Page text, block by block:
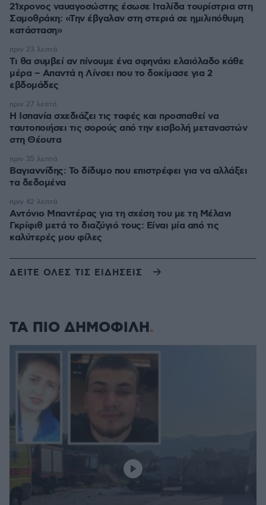
21χρονος ναυαγοσώστης έσωσε Ιταλίδα τουρίστρια στη
Σαμοθράκη: «Την έβγαλαν στη στεριά σε ημιλιπόθυμη
κατάσταση»
Τι θα συμβεί αν πίνουμε ένα σφηνάκι ελαιόλαδο κάθε
μέρα – Απαντά η Λίνσει που το δοκίμασε για 2
εβδομάδες
πριν 23 λεπτά
Η Ισπανία σχεδιάζει τις ταφές και προσπαθεί να
ταυτοποιήσει τις σορούς από την εισβολή μεταναστών
στη Θέουτα
πριν 27 λεπτά
Βαγιαννίδης: Το δίδυμο που επιστρέφει για να αλλάξει
τα δεδομένα
πριν 35 λεπτά
Αντόνιο Μπαντέρας για τη σχέση του με τη Μέλανι
Γκρίφιθ μετά το διαζύγιό τους: Είναι μία από τις
καλύτερές μου φίλες
πριν 42 λεπτά
ΔΕΙΤΕ ΟΛΕΣ ΤΙΣ ΕΙΔΗΣΕΙΣ
ΤΑ ΠΙΟ ΔΗΜΟΦΙΛΗ